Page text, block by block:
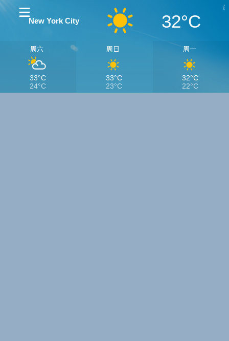
New York City 32°C
周六
33°C
24°C
周日
33°C
23°C
周一
32°C
22°C